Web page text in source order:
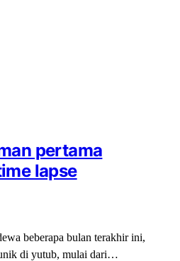
pertama
lapse
beberapa bulan terakhir ini,
di yutub, mulai dari…